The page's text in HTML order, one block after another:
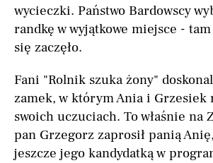
wycieczki. Państwo Bardowscy
randkę w wyjątkowe miejsce -
się zaczęło.
Fani "Rolnik szuka żony"
zamek, w którym Ania i Grzesiek
swoich uczuciach. To właśnie na
pan Grzegorz zaprosił panią
jeszcze jego kandydatką w